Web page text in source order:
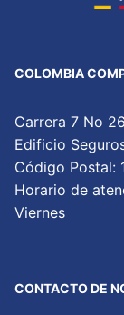
COLOMBIA
Carrera 7 No
Edificio
Código Postal:
Horario de
Viernes
CONTACTO DE